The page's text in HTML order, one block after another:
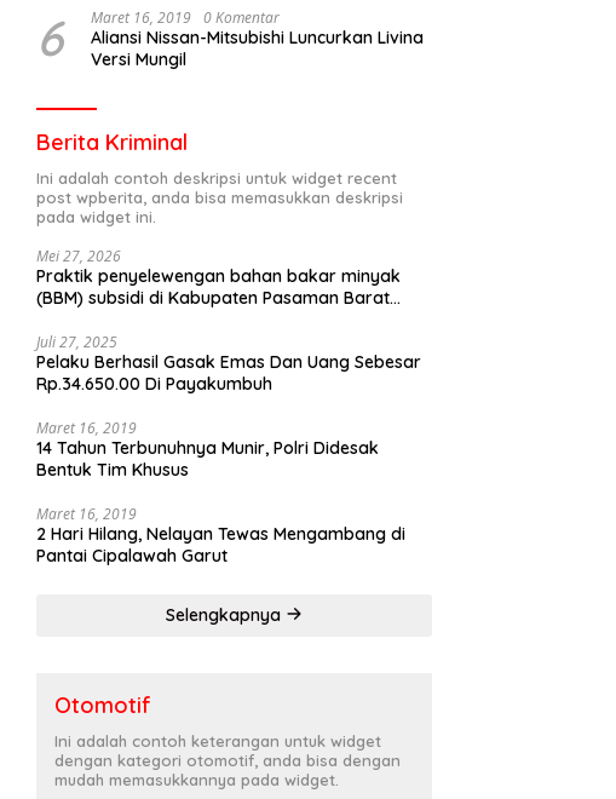
6 Maret 16, 2019 0 Komentar
Aliansi Nissan-Mitsubishi Luncurkan Livina
Versi Mungil
Berita Kriminal
Ini adalah contoh deskripsi untuk widget recent
post wpberita, anda bisa memasukkan deskripsi
pada widget ini.
Mei 27, 2026
Praktik penyelewengan bahan bakar minyak
(BBM) subsidi di Kabupaten Pasaman Barat
Juli 27, 2025
Pelaku Berhasil Gasak Emas Dan Uang Sebesar
Rp.34.650.00 Di Payakumbuh
Maret 16, 2019
14 Tahun Terbunuhnya Munir, Polri Didesak
Bentuk Tim Khusus
Maret 16, 2019
2 Hari Hilang, Nelayan Tewas Mengambang di
Pantai Cipalawah Garut
Selengkapnya
Otomotif
Ini adalah contoh keterangan untuk widget
dengan kategori otomotif, anda bisa dengan
mudah memasukkannya pada widget.